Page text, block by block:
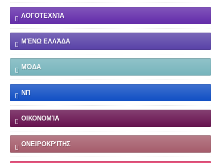
ΛΟΓΟΤΕΧΝΊΑ
ΜΈΝΩ ΕΛΛΆΔΑ
ΜΌΔΑ
ΝΠ
ΟΙΚΟΝΟΜΊΑ
ΟΝΕΙΡΟΚΡΊΤΗΣ